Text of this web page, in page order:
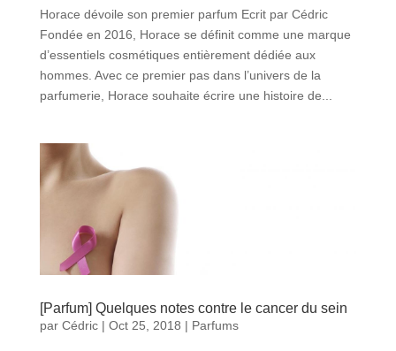
Horace dévoile son premier parfum Ecrit par Cédric
Fondée en 2016, Horace se définit comme une marque
d’essentiels cosmétiques entièrement dédiée aux
hommes. Avec ce premier pas dans l’univers de la
parfumerie, Horace souhaite écrire une histoire de...
[Parfum] Quelques notes contre le cancer du sein
par Cédric| Oct 25, 2018 | Parfums